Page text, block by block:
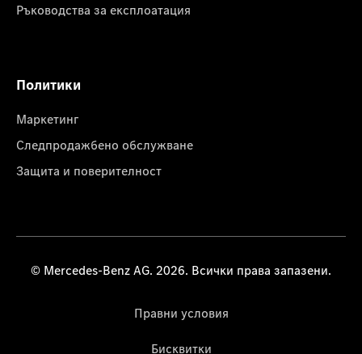
Ръководства за експлоатация
Политики
Маркетинг
Следпродажбено обслужване
Защита и поверителност
© Mercedes-Benz AG. 2026. Всички права запазени.
Правни условия
Бисквитки